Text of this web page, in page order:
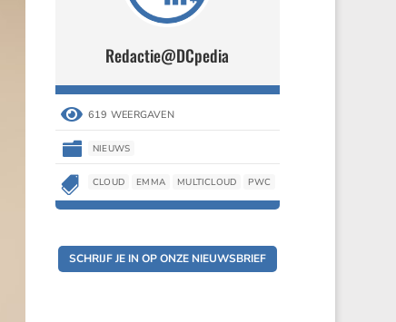
Redactie@DCpedia
 619 WEERGAVEN
 NIEUWS
 CLOUD EMMA MULTICLOUD PWC
SCHRIJF JE IN OP ONZE NIEUWSBRIEF